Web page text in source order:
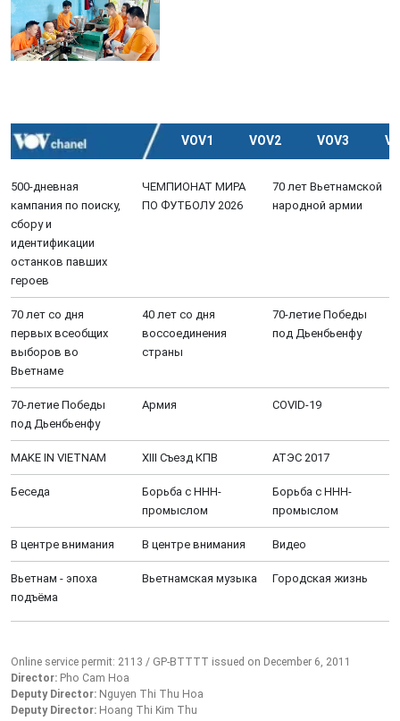
VOV1 VOV2 VOV3
500-дневная
кампания по поиску,
сбору и
идентификации
останков павших
героев
ЧЕМПИОНАТ МИРА
ПО ФУТБОЛУ 2026
70 лет Вьетнамской
народной армии
70 лет со дня
первых всеобщих
выборов во
Вьетнаме
40 лет со дня
воссоединения
страны
70-летие Победы
под Дьенбьенфу
70-летие Победы
под Дьенбьенфу
Aрмия COVID-19
MAKE IN VIETNAM XIII Cъезд КПВ АТЭС 2017
Беседа
Борьба с ННН-
промыслом
Борьба с ННН-
промыслом
В центре внимания В центре внимания Видео
Вьетнам - эпоха
подъёма
Вьетнамская музыка Городская жизнь
Online service permit: 2113 / GP-BTTTT issued on December 6, 2011
Director: Pho Cam Hoa
Deputy Director: Nguyen Thi Thu Hoa
Deputy Director: Hoang Thi Kim Thu